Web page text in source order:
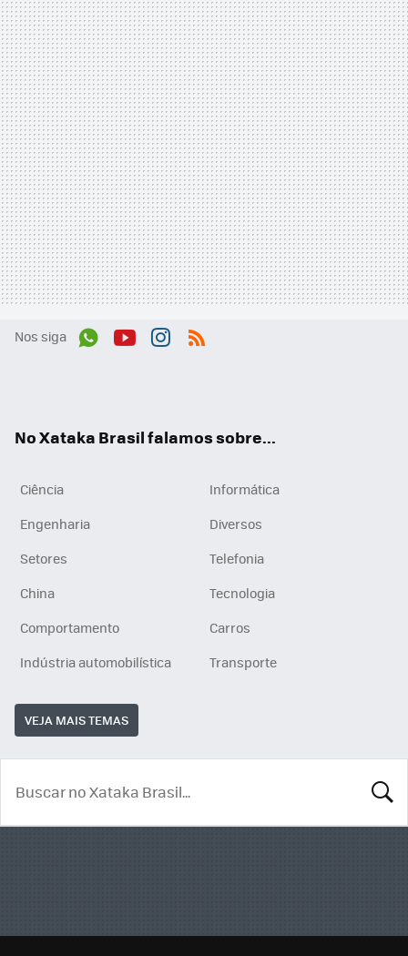
Nos siga
No Xataka Brasil falamos sobre...
Ciência
Informática
Engenharia
Diversos
Setores
Telefonia
China
Tecnologia
Comportamento
Carros
Indústria automobilística
Transporte
VEJA MAIS TEMAS